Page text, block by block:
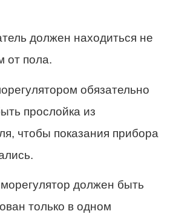
должен находиться не
от пола.
обязательно
прослойка из
чтобы показания прибора
должен быть
только в одном